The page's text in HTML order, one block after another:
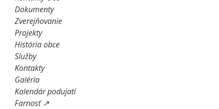
Dokumenty
Zverejňovanie
Projekty
História obce
Služby
Kontakty
Galéria
Kalendár podujatí
Farnosť ↗